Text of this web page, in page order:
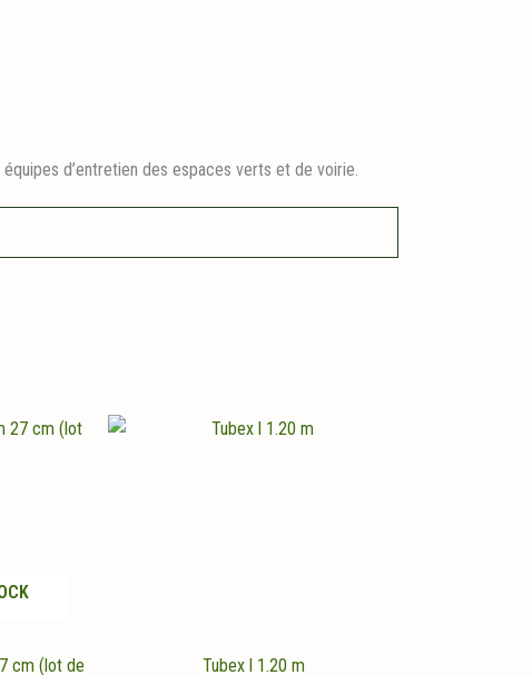
d’entretien des espaces verts et de voirie.
cm (lot de
Tubex l 1.20 m